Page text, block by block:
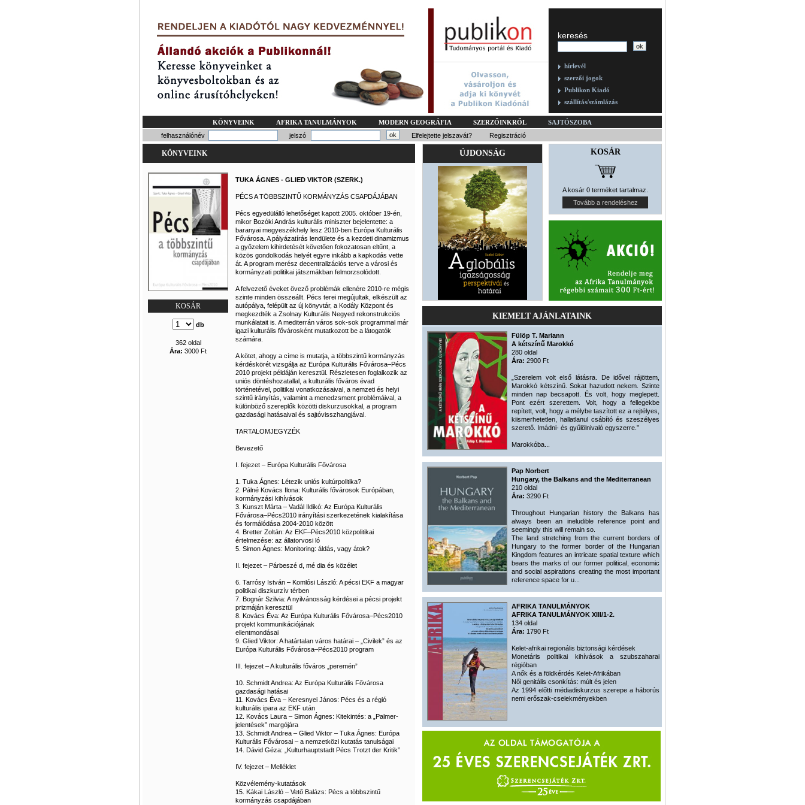
keresés
hírlevél
szerzői jogok
Publikon Kiadó
szállítás/számlázás
KÖNYVEINK AFRIKA TANULMÁNYOK MODERN GEOGRÁFIA SZERZŐINKRŐL
SAJTÓSZOBA
felhasználónév
jelszó Elfelejtette jelszavát? Regisztráció
KÖNYVEINK
KOSÁR
db
362 oldal
Ára: 3000 Ft
TUKA ÁGNES - GLIED VIKTOR (SZERK.)
PÉCS A TÖBBSZINTŰ KORMÁNYZÁS CSAPDÁJÁBAN
Pécs egyedülálló lehetőséget kapott 2005. október 19-én,
mikor Bozóki András kulturális miniszter bejelentette: a
baranyai megyeszékhely lesz 2010-ben Európa Kulturális
Fővárosa. A pályázatírás lendülete és a kezdeti dinamizmus
a győzelem kihirdetését követően fokozatosan eltűnt, a
közös gondolkodás helyét egyre inkább a kapkodás vette
át. A program merész decentralizációs terve a városi és
kormányzati politikai játszmákban felmorzsolódott.
A felvezető éveket övező problémák ellenére 2010-re mégis
szinte minden összeállt. Pécs terei megújultak, elkészült az
autópálya, felépült az új könyvtár, a Kodály Központ és
megkezdték a Zsolnay Kulturális Negyed rekonstrukciós
munkálatait is. A mediterrán város sok-sok programmal már
igazi kulturális fővárosként mutatkozott be a látogatók
számára.
A kötet, ahogy a címe is mutatja, a többszintű kormányzás
kérdéskörét vizsgálja az Európa Kulturális Fővárosa–Pécs
2010 projekt példáján keresztül. Részletesen foglalkozik az
uniós döntéshozatallal, a kulturális főváros évad
történetével, politikai vonatkozásaival, a nemzeti és helyi
szintű irányítás, valamint a menedzsment problémáival, a
különböző szereplők közötti diskurzusokkal, a program
gazdasági hatásaival és sajtóvisszhangjával.
TARTALOMJEGYZÉK
Bevezető
I. fejezet – Európa Kulturális Fővárosa
1. Tuka Ágnes: Létezik uniós kultúrpolitika?
2. Pálné Kovács Ilona: Kulturális fővárosok Európában,
kormányzási kihívások
3. Kunszt Márta – Vadál Ildikó: Az Európa Kulturális
Fővárosa–Pécs2010 irányítási szerkezetének kialakítása
és formálódása 2004-2010 között
4. Bretter Zoltán: Az EKF–Pécs2010 közpolitikai
értelmezése: az állatorvosi ló
5. Simon Ágnes: Monitoring: áldás, vagy átok?
II. fejezet – Párbeszé d, mé dia és közélet
6. Tarrósy István – Komlósi László: A pécsi EKF a magyar
politikai diszkurzív térben
7. Bognár Szilvia: A nyilvánosság kérdései a pécsi projekt
prizmáján keresztül
8. Kovács Éva: Az Európa Kulturális Fővárosa–Pécs2010
projekt kommunikációjának
ellentmondásai
9. Glied Viktor: A határtalan város határai – „Civilek” és az
Európa Kulturális Fővárosa–Pécs2010 program
III. fejezet – A kulturális főváros „peremén”
10. Schmidt Andrea: Az Európa Kulturális Fővárosa
gazdasági hatásai
11. Kovács Éva – Keresnyei János: Pécs és a régió
kulturális ipara az EKF után
12. Kovács Laura – Simon Ágnes: Kitekintés: a „Palmer-
jelentések” margójára
13. Schmidt Andrea – Glied Viktor – Tuka Ágnes: Európa
Kulturális Fővárosai – a nemzetközi kutatás tanulságai
14. Dávid Géza: „Kulturhauptstadt Pécs Trotzt der Kritik”
IV. fejezet – Melléklet
Közvélemény-kutatások
15. Kákai László – Vető Balázs: Pécs a többszintű
kormányzás csapdájában
ÚJDONSÁG KOSÁR
A kosár 0 terméket tartalmaz.
Tovább a rendeléshez
KIEMELT AJÁNLATAINK
Fülöp T. Mariann
A kétszínű Marokkó
280 oldal
Ára: 2900 Ft
„Szerelem volt első látásra. De idővel rájöttem,
Marokkó kétszínű. Sokat hazudott nekem. Szinte
minden nap becsapott. És volt, hogy meglepett.
Pont ezért szerettem. Volt, hogy a fellegekbe
repített, volt, hogy a mélybe taszított ez a rejtélyes,
kiismerhetetlen, hallatlanul csábító és szeszélyes
szerető. Imádni- és gyűlölnivaló egyszerre.”
Marokkóba...
Pap Norbert
Hungary, the Balkans and the Mediterranean
210 oldal
Ára: 3290 Ft
Throughout Hungarian history the Balkans has
always been an ineludible reference point and
seemingly this will remain so.
The land stretching from the current borders of
Hungary to the former border of the Hungarian
Kingdom features an intricate spatial texture which
bears the marks of our former political, economic
and social aspirations creating the most important
reference space for u...
AFRIKA TANULMÁNYOK
AFRIKA TANULMÁNYOK XIII/1-2.
134 oldal
Ára: 1790 Ft
Kelet-afrikai regionális biztonsági kérdések
Monetáris politikai kihívások a szubszaharai
régióban
A nők és a földkérdés Kelet-Afrikában
Női genitális csonkítás: múlt és jelen
Az 1994 előtti médiadiskurzus szerepe a háborús
nemi erőszak-cselekményekben